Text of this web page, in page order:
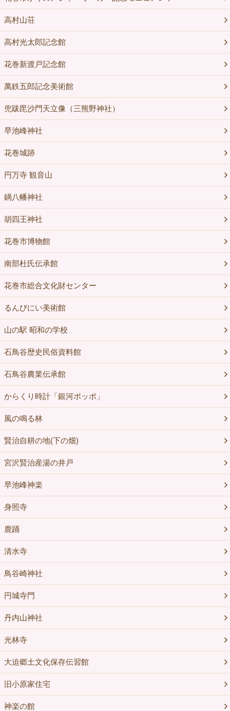
高村山荘
高村光太郎記念館
花巻新渡戸記念館
萬鉄五郎記念美術館
兜跋毘沙門天立像（三熊野神社）
早池峰神社
花巻城跡
円万寺 観音山
鏑八幡神社
胡四王神社
花巻市博物館
南部杜氏伝承館
花巻市総合文化財センター
るんびにい美術館
山の駅 昭和の学校
石鳥谷歴史民俗資料館
石鳥谷農業伝承館
からくり時計「銀河ポッポ」
風の鳴る林
賢治自耕の地(下の畑)
宮沢賢治産湯の井戸
早池峰神楽
身照寺
鹿踊
清水寺
鳥谷崎神社
円城寺門
丹内山神社
光林寺
大迫郷土文化保存伝習館
旧小原家住宅
神楽の館